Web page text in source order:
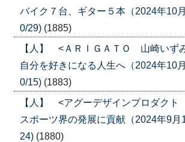
バイク７台、ギター５本（2024年10
0/29) (1885)
【人】 <ＡＲＩＧＡＴＯ 山崎いず
自分を好きになる人生へ（2024年10
0/15) (1883)
【人】 <アグーデザインプロダク
スポーツ界の発展に貢献（2024年9月
24) (1880)